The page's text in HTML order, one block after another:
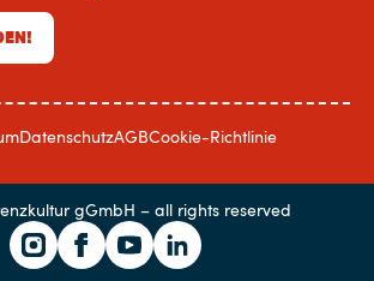
DatenschutzAGBCookie-Richtlinie
gGmbH – all rights reserved